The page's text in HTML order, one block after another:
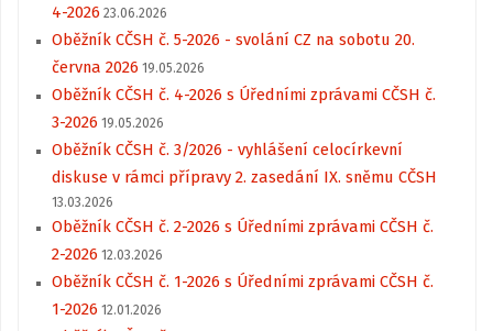
4-2026 23.06.2026
Oběžník CČSH č. 5-2026 - svolání CZ na sobotu 20.
června 2026 19.05.2026
Oběžník CČSH č. 4-2026 s Úředními zprávami CČSH č.
3-2026 19.05.2026
Oběžník CČSH č. 3/2026 - vyhlášení celocírkevní
diskuse v rámci přípravy 2. zasedání IX. sněmu CČSH
13.03.2026
Oběžník CČSH č. 2-2026 s Úředními zprávami CČSH č.
2-2026 12.03.2026
Oběžník CČSH č. 1-2026 s Úředními zprávami CČSH č.
1-2026 12.01.2026